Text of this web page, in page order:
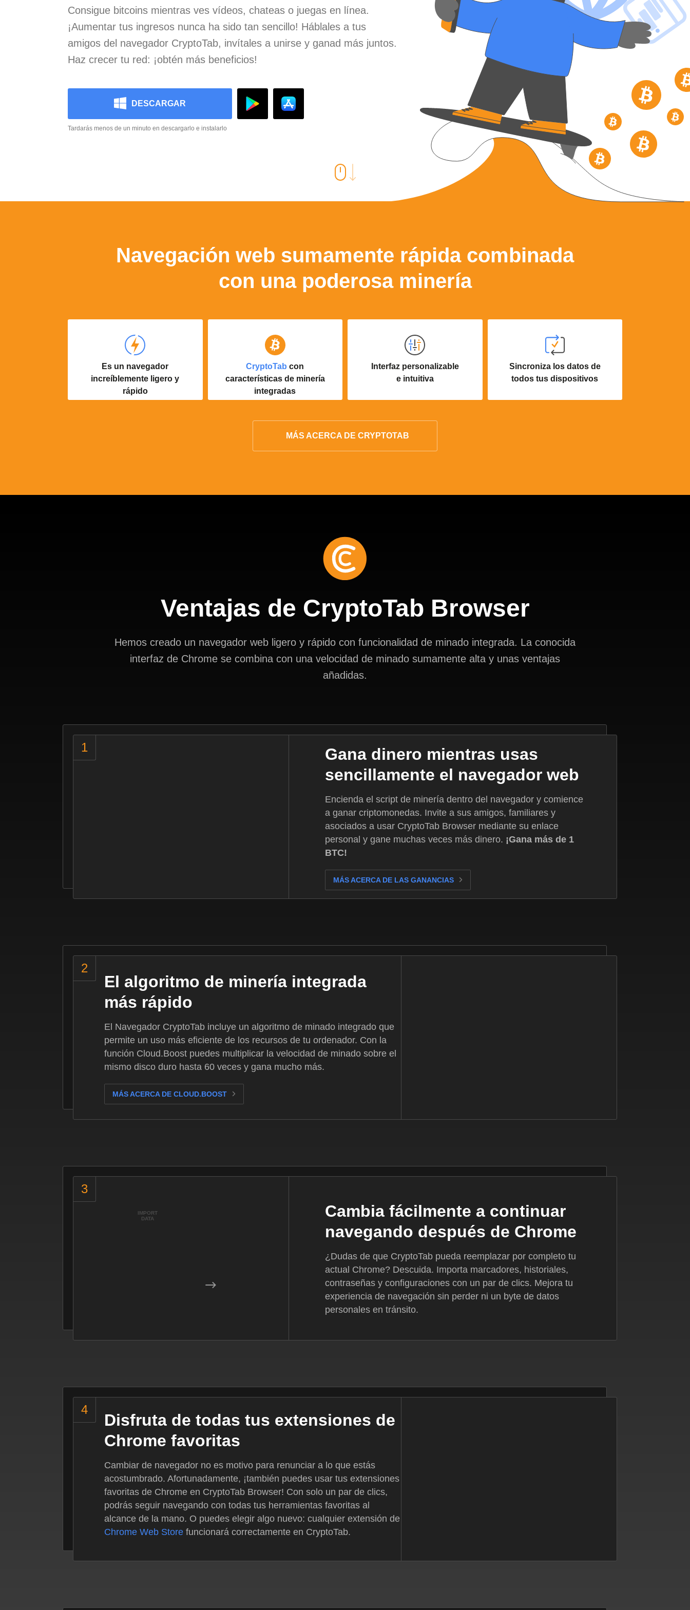
Consigue bitcoins mientras ves vídeos, chateas o juegas en línea.
¡Aumentar tus ingresos nunca ha sido tan sencillo! Háblales a tus
amigos del navegador CryptoTab, invítales a unirse y ganad más juntos.
Haz crecer tu red: ¡obtén más beneficios!
DESCARGAR
Tardarás menos de un minuto en descargarlo e instalarlo
Navegación web sumamente rápida combinada
con una poderosa minería
Es un navegador
increíblemente ligero y
rápido
CryptoTab con
características de minería
integradas
Interfaz personalizable
e intuitiva
Sincroniza los datos de
todos tus dispositivos
MÁS ACERCA DE CRYPTOTAB
Ventajas de CryptoTab Browser
Hemos creado un navegador web ligero y rápido con funcionalidad de minado integrada. La conocida
interfaz de Chrome se combina con una velocidad de minado sumamente alta y unas ventajas
añadidas.
Gana dinero mientras usas
sencillamente el navegador web
Encienda el script de minería dentro del navegador y comience
a ganar criptomonedas. Invite a sus amigos, familiares y
asociados a usar CryptoTab Browser mediante su enlace
personal y gane muchas veces más dinero. ¡Gana más de 1
BTC!
MÁS ACERCA DE LAS GANANCIAS
El algoritmo de minería integrada
más rápido
El Navegador CryptoTab incluye un algoritmo de minado integrado que
permite un uso más eficiente de los recursos de tu ordenador. Con la
función Cloud.Boost puedes multiplicar la velocidad de minado sobre el
mismo disco duro hasta 60 veces y gana mucho más.
MÁS ACERCA DE CLOUD.BOOST
IMPORT
DATA
Cambia fácilmente a continuar
navegando después de Chrome
¿Dudas de que CryptoTab pueda reemplazar por completo tu
actual Chrome? Descuida. Importa marcadores, historiales,
contraseñas y configuraciones con un par de clics. Mejora tu
experiencia de navegación sin perder ni un byte de datos
personales en tránsito.
Disfruta de todas tus extensiones de
Chrome favoritas
Cambiar de navegador no es motivo para renunciar a lo que estás
acostumbrado. Afortunadamente, ¡también puedes usar tus extensiones
favoritas de Chrome en CryptoTab Browser! Con solo un par de clics,
podrás seguir navegando con todas tus herramientas favoritas al
alcance de la mano. O puedes elegir algo nuevo: cualquier extensión de
Chrome Web Store funcionará correctamente en CryptoTab.